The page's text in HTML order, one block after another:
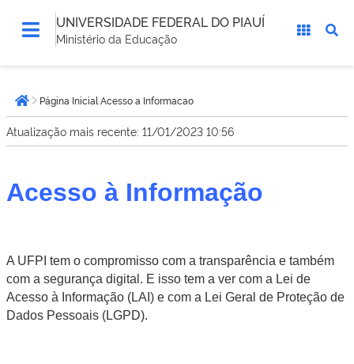
UNIVERSIDADE FEDERAL DO PIAUÍ
Ministério da Educação
está
aqui:Página inicial
Página Inicial Acesso a Informacao
Atualização mais recente: 11/01/2023 10:56
Acesso à Informação
A UFPI tem o compromisso com a transparência e também
com a segurança digital. E isso tem a ver com a Lei de
Acesso à Informação (LAI) e com a Lei Geral de Proteção de
Dados Pessoais (LGPD).